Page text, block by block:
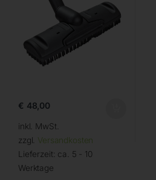
€ 48,00
inkl. MwSt.
zzgl. Versandkosten
Lieferzeit: ca. 5 - 10
Werktage